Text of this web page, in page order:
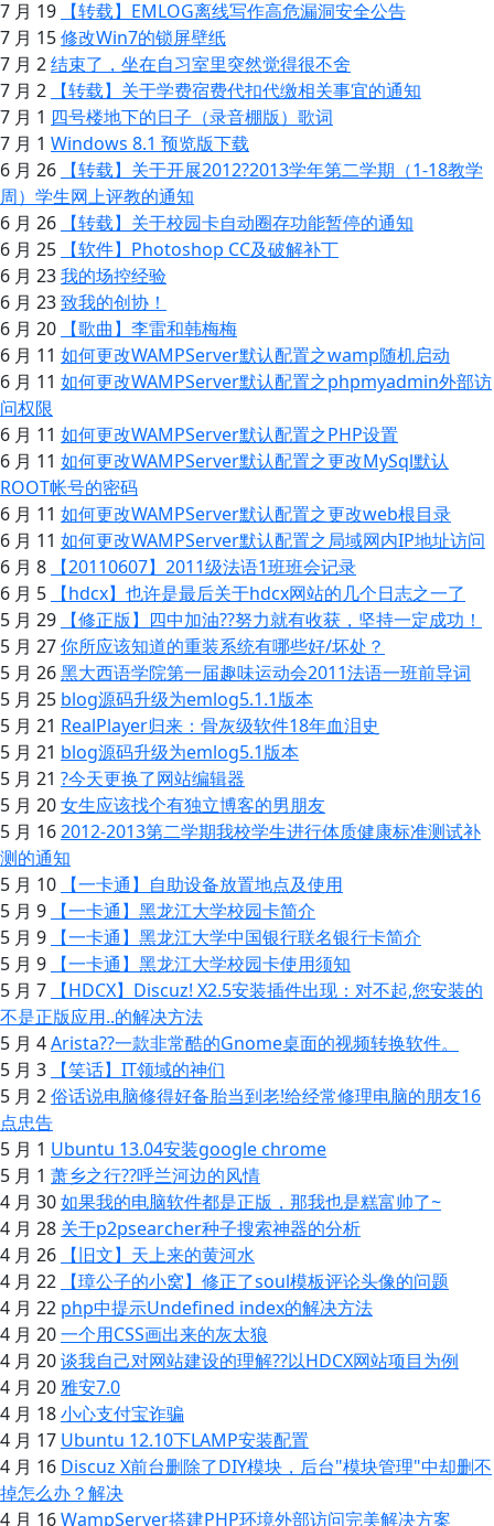
7 月 19
【转载】EMLOG离线写作高危漏洞安全公告
7 月 15修改Win7的锁屏壁纸
7 月 2结束了，坐在自习室里突然觉得很不舍
7 月 2
【转载】关于学费宿费代扣代缴相关事宜的通知
7 月 1 四号楼地下的日子（录音棚版）歌词
7 月 1 Windows 8.1 预览版下载
6 月 26
【转载】关于开展2012?2013学年第二学期（1-18教学
周）学生网上评教的通知
6 月 26
【转载】关于校园卡自动圈存功能暂停的通知
6 月 25
【软件】Photoshop CC及破解补丁
6 月 23我的场控经验
6 月 23致我的创协！
6 月 20
【歌曲】李雷和韩梅梅
6 月 11 如何更改WAMPServer默认配置之wamp随机启动
6 月 11 如何更改WAMPServer默认配置之phpmyadmin外部访
问权限
6 月 11 如何更改WAMPServer默认配置之PHP设置
6 月 11 如何更改WAMPServer默认配置之更改MySql默认
ROOT帐号的密码
6 月 11 如何更改WAMPServer默认配置之更改web根目录
6 月 11 如何更改WAMPServer默认配置之局域网内IP地址访问
6 月 8
【20110607】2011级法语1班班会记录
6 月 5
【hdcx】也许是最后关于hdcx网站的几个日志之一了
5 月 29
【修正版】四中加油??努力就有收获，坚持一定成功！
5 月 27你所应该知道的重装系统有哪些好/坏处？
5 月 26黑大西语学院第一届趣味运动会2011法语一班前导词
5 月 25 blog源码升级为emlog5.1.1版本
5 月 21 RealPlayer归来：骨灰级软件18年血泪史
5 月 21 blog源码升级为emlog5.1版本
5 月 21 ?今天更换了网站编辑器
5 月 20女生应该找个有独立博客的男朋友
5 月 162012-2013第二学期我校学生进行体质健康标准测试补
测的通知
5 月 10
【一卡通】自助设备放置地点及使用
5 月 9
【一卡通】黑龙江大学校园卡简介
5 月 9
【一卡通】黑龙江大学中国银行联名银行卡简介
5 月 9
【一卡通】黑龙江大学校园卡使用须知
5 月 7
【HDCX】Discuz! X2.5安装插件出现：对不起,您安装的
不是正版应用..的解决方法
5 月 4Arista??一款非常酷的Gnome桌面的视频转换软件。
5 月 3
【笑话】IT领域的神们
5 月 2俗话说电脑修得好备胎当到老!给经常修理电脑的朋友16
点忠告
5 月 1 Ubuntu 13.04安装google chrome
5 月 1 萧乡之行??呼兰河边的风情
4 月 30如果我的电脑软件都是正版，那我也是糕富帅了~
4 月 28 关于p2psearcher种子搜索神器的分析
4 月 26
【旧文】天上来的黄河水
4 月 22
【璋公子的小窝】修正了soul模板评论头像的问题
4 月 22 php中提示Undefined index的解决方法
4 月 20一个用CSS画出来的灰太狼
4 月 20谈我自己对网站建设的理解??以HDCX网站项目为例
4 月 20雅安7.0
4 月 18小心支付宝诈骗
4 月 17 Ubuntu 12.10下LAMP安装配置
4 月 16 Discuz X前台删除了DIY模块，后台"模块管理"中却删不
掉怎么办？解决
4 月 16WampServer搭建PHP环境外部访问完美解决方案